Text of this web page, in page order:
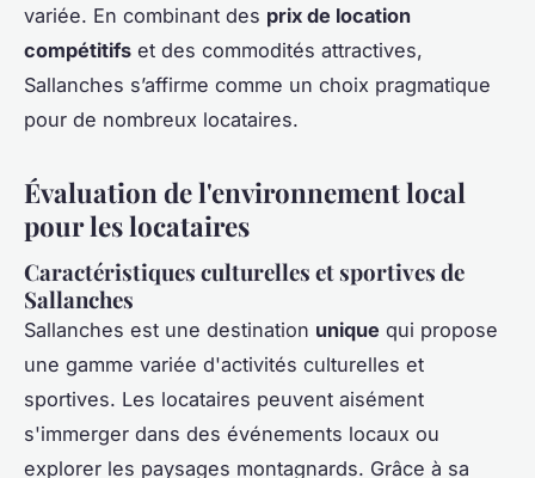
variée. En combinant des prix de location
compétitifs et des commodités attractives,
Sallanches s’affirme comme un choix pragmatique
pour de nombreux locataires.
Évaluation de l'environnement local
pour les locataires
Caractéristiques culturelles et sportives de
Sallanches
Sallanches est une destination unique qui propose
une gamme variée d'activités culturelles et
sportives. Les locataires peuvent aisément
s'immerger dans des événements locaux ou
explorer les paysages montagnards. Grâce à sa